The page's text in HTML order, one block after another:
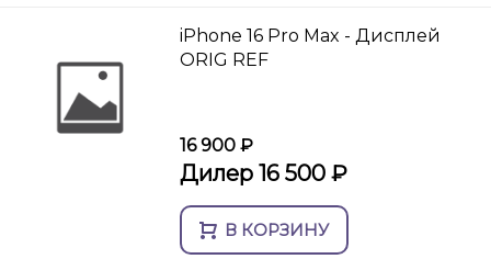
iPhone 16 Pro Max - Дисплей
ORIG REF
16 900 ₽
Дилер 16 500 ₽
В КОРЗИНУ